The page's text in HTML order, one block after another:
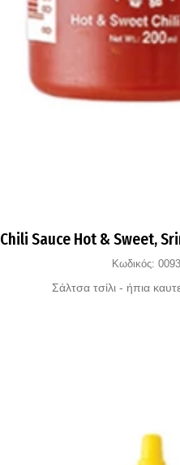
Chili Sauce Hot & Sweet,
Κωδικός:
Σάλτσα τσίλι - ήπια